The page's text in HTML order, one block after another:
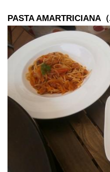
PASTA AMARTRICIANA